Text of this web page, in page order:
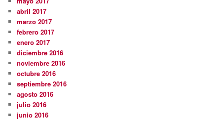
abril 2017
marzo 2017
febrero 2017
enero 2017
diciembre 2016
noviembre 2016
octubre 2016
septiembre 2016
agosto 2016
julio 2016
junio 2016